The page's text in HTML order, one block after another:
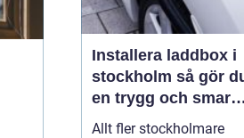
Installera laddbox i
stockholm så gör du
en trygg och smart
investering
Allt fler stockholmare